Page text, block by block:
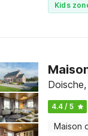
Kids
4.4 / 5
Maison